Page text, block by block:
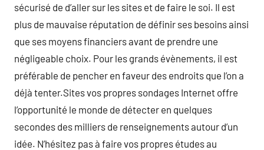
sécurisé de d’aller sur les sites et de faire le soi. Il est
plus de mauvaise réputation de définir ses besoins ainsi
que ses moyens financiers avant de prendre une
négligeable choix. Pour les grands évènements, il est
préférable de pencher en faveur des endroits que l’on a
déjà tenter.Sites vos propres sondages Internet offre
l’opportunité le monde de détecter en quelques
secondes des milliers de renseignements autour d’un
idée. N’hésitez pas à faire vos propres études au